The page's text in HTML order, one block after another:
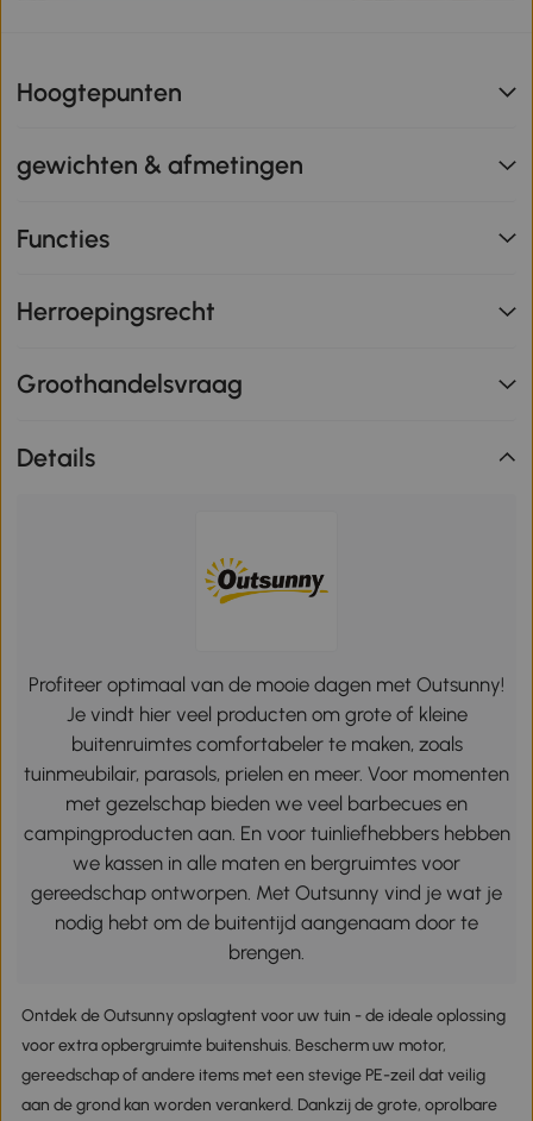
Hoogtepunten
gewichten & afmetingen
Functies
Herroepingsrecht
Groothandelsvraag
Details
Profiteer optimaal van de mooie dagen met Outsunny!
Je vindt hier veel producten om grote of kleine
buitenruimtes comfortabeler te maken, zoals
tuinmeubilair, parasols, prielen en meer. Voor momenten
met gezelschap bieden we veel barbecues en
campingproducten aan. En voor tuinliefhebbers hebben
we kassen in alle maten en bergruimtes voor
gereedschap ontworpen. Met Outsunny vind je wat je
nodig hebt om de buitentijd aangenaam door te
brengen.
Ontdek de Outsunny opslagtent voor uw tuin - de ideale oplossing
voor extra opbergruimte buitenshuis. Bescherm uw motor,
gereedschap of andere items met een stevige PE-zeil dat veilig
aan de grond kan worden verankerd. Dankzij de grote, oprolbare